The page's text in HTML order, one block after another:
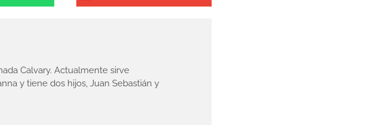
Calvary. Actualmente sirve
y tiene dos hijos, Juan Sebastián y